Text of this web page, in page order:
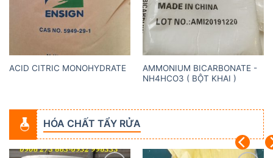
ACID CITRIC MONOHYDRATE
AMMONIUM BICARBONATE -
NH4HCO3 ( BỘT KHAI )
HÓA CHẤT TẨY RỬA